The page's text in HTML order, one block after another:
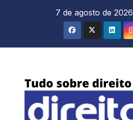
7 de agosto de 2026